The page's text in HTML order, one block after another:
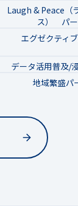
Laugh & Peace（
ス） パ
エグゼクティ
データ活用普及/
地域繁盛パ